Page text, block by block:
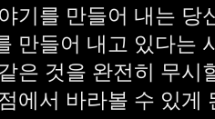
기를 만들어 내는 당
만들어 내고 있다는
은 것을 완전히 무시
에서 바라볼 수 있게